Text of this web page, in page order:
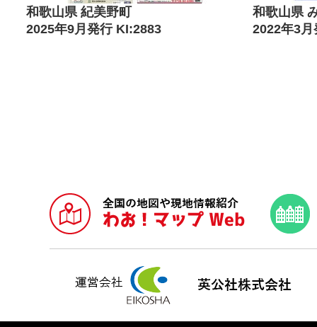
和歌山県 紀美野町
2025年9月発行 KI:2883
和歌山県
2022年3